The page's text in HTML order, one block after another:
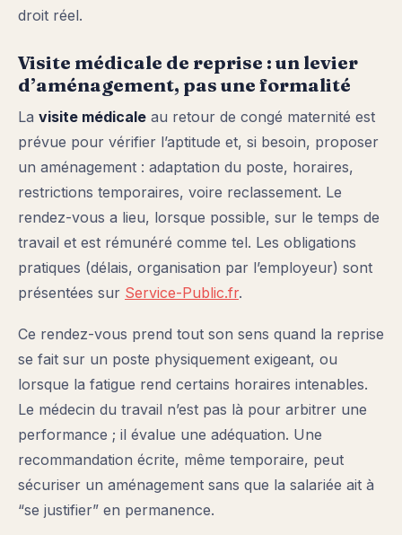
droit réel.
Visite médicale de reprise : un levier
d’aménagement, pas une formalité
La visite médicale au retour de congé maternité est
prévue pour vérifier l’aptitude et, si besoin, proposer
un aménagement : adaptation du poste, horaires,
restrictions temporaires, voire reclassement. Le
rendez-vous a lieu, lorsque possible, sur le temps de
travail et est rémunéré comme tel. Les obligations
pratiques (délais, organisation par l’employeur) sont
présentées sur Service-Public.fr.
Ce rendez-vous prend tout son sens quand la reprise
se fait sur un poste physiquement exigeant, ou
lorsque la fatigue rend certains horaires intenables.
Le médecin du travail n’est pas là pour arbitrer une
performance ; il évalue une adéquation. Une
recommandation écrite, même temporaire, peut
sécuriser un aménagement sans que la salariée ait à
“se justifier” en permanence.